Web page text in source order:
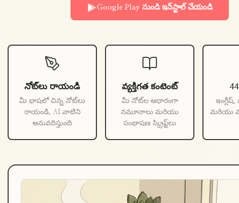
Google Play నుండి ఇన్‌స్టాల్ చేయండి
నోట్‌లు రాయండి
మీ భాషలో చిన్న నోట్‌లు
రాయండి, AI వాటిని
అనువదిస్తుంది
వ్యక్తిగత కంటెంట్
మీ నోట్‌ల ఆధారంగా
నమూనాలు మరియు
సంభాషణ స్క్రిప్ట్‌లు
మరియు